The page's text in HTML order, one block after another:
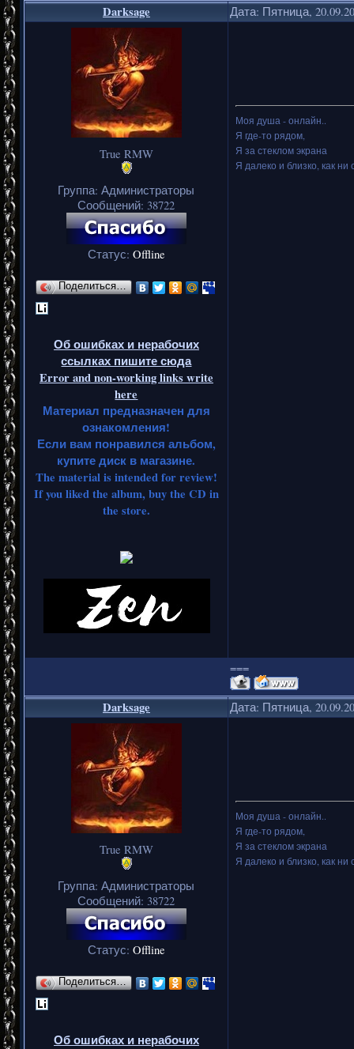
Darksage Дата: Пятница,
True RMW
Группа: Администраторы
Сообщений: 38722
Статус: Offline
Поделиться…
Об ошибках и нерабочих
ссылках пишите сюда
Error and non-working links write
here
Материал предназначен для
ознакомления!
Если вам понравился альбом,
купите диск в магазине.
The material is intended for review!
If you liked the album, buy the CD in
the store.
Моя душа - онлайн..
Я где-то рядом,
Я за стеклом экрана
Я далеко и близко, как ни
===
Darksage Дата: Пятница,
True RMW
Группа: Администраторы
Сообщений: 38722
Статус: Offline
Поделиться…
Об ошибках и нерабочих
Моя душа - онлайн..
Я где-то рядом,
Я за стеклом экрана
Я далеко и близко, как ни